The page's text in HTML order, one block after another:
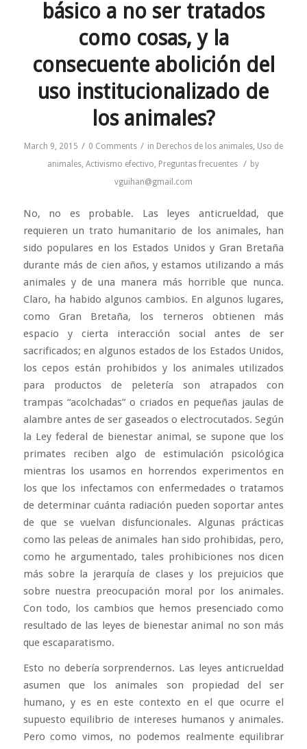
básico a no ser tratados
como cosas, y la
consecuente abolición del
uso institucionalizado de
los animales?
March 9, 2015 / 0 Comments / in Derechos de los animales, Uso de
animales,Activismo efectivo, Preguntas frecuentes / by
vguihan@gmail.com
No, no es probable. Las leyes anticrueldad, que
requieren un trato humanitario de los animales, han
sido populares en los Estados Unidos y Gran Bretaña
durante más de cien años, y estamos utilizando a más
animales y de una manera más horrible que nunca.
Claro, ha habido algunos cambios. En algunos lugares,
como Gran Bretaña, los terneros obtienen más
espacio y cierta interacción social antes de ser
sacrificados; en algunos estados de los Estados Unidos,
los cepos están prohibidos y los animales utilizados
para productos de peletería son atrapados con
trampas “acolchadas” o criados en pequeñas jaulas de
alambre antes de ser gaseados o electrocutados. Según
la Ley federal de bienestar animal, se supone que los
primates reciben algo de estimulación psicológica
mientras los usamos en horrendos experimentos en
los que los infectamos con enfermedades o tratamos
de determinar cuánta radiación pueden soportar antes
de que se vuelvan disfuncionales. Algunas prácticas
como las peleas de animales han sido prohibidas, pero,
como he argumentado, tales prohibiciones nos dicen
más sobre la jerarquía de clases y los prejuicios que
sobre nuestra preocupación moral por los animales.
Con todo, los cambios que hemos presenciado como
resultado de las leyes de bienestar animal no son más
que escaparatismo.
Esto no debería sorprendernos. Las leyes anticrueldad
asumen que los animales son propiedad del ser
humano, y es en este contexto en el que ocurre el
supuesto equilibrio de intereses humanos y animales.
Pero como vimos, no podemos realmente equilibrar